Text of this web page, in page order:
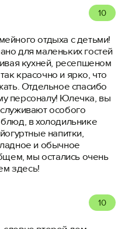
10
отдыха с детьми!
для маленьких гостей
кухней, ресепшеном
красочно и ярко, что
Отдельное спасибо
персоналу! Юлечка, вы
особого
в холодильнике
напитки,
и обычное
мы остались очень
здесь!
10